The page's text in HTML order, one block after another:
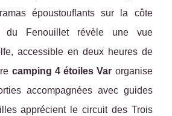
époustouflants sur la côte
du Fenouillet révèle une vue
accessible en deux heures de
camping 4 étoiles Var organise
accompagnées avec guides
apprécient le circuit des Trois